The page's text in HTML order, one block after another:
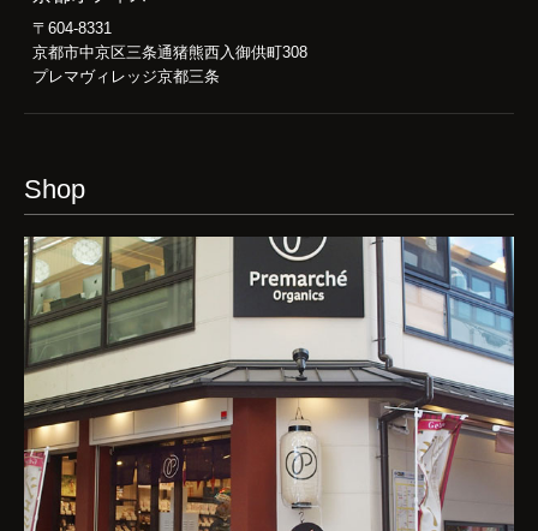
〒604-8331
京都市中京区三条通猪熊西入御供町308
プレマヴィレッジ京都三条
Shop